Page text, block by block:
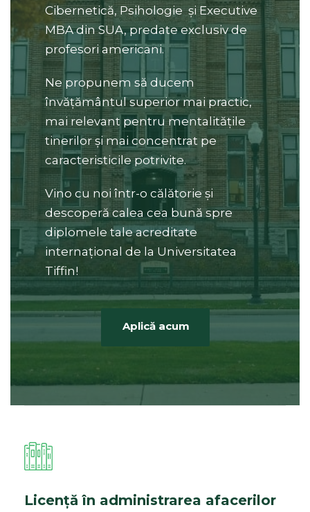
Cibernetică, Psihologie și Executive
MBA din SUA, predate exclusiv de
profesori americani.
Ne propunem să ducem
învățământul superior mai practic,
mai relevant pentru mentalitățile
tinerilor și mai concentrat pe
caracteristicile potrivite.
Vino cu noi într-o călătorie și
descoperă calea cea bună spre
diplomele tale acreditate
internațional de la Universitatea
Tiffin!
Aplică acum
Licență în administrarea afacerilor